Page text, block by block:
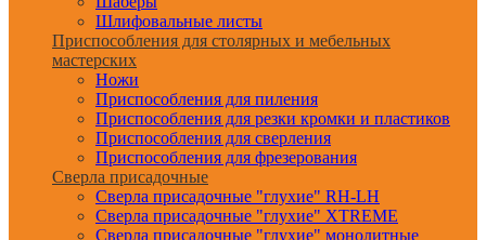
Шлифовальные листы
Приспособления для столярных и мебельных
мастерских
Ножи
Приспособления для пиления
Приспособления для резки кромки и пластиков
Приспособления для сверления
Приспособления для фрезерования
Сверла присадочные
Сверла присадочные "глухие" RH-LH
Сверла присадочные "глухие" XTREME
Сверла присадочные "глухие" монолитные